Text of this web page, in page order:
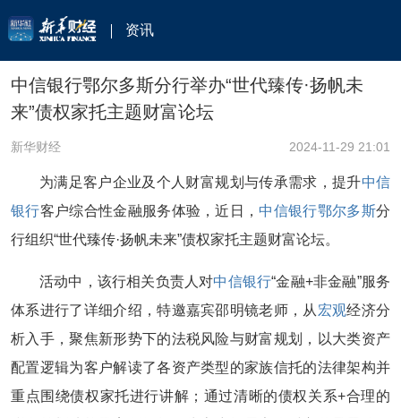
资讯
中信银行鄂尔多斯分行举办“世代臻传·扬帆未
来”债权家托主题财富论坛
新华财经 2024-11-29 21:01
为满足客户企业及个人财富规划与传承需求，提升中信
银行客户综合性金融服务体验，近日， 中信银行鄂尔多斯分
行组织“世代臻传·扬帆未来”债权家托主题财富论坛。
活动中，该行相关负责人对中信银行“金融+非金融”服务
体系进行了详细介绍，特邀嘉宾邵明镜老师，从 宏观经济分
析入手，聚焦新形势下的法税风险与财富规划，以大类资产
配置逻辑为客户解读了各资产类型的家族信托的法律架构并
重点围绕债权家托进行讲解；通过清晰的债权关系+合理的